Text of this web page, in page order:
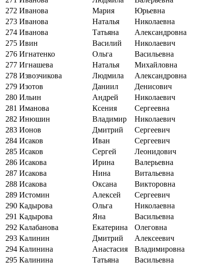
272 Иванова Мария
Юрьевна
273 Иванова Наталья
Николаевна
274 Иванова Татьяна
Александровна
275 Ивин Василий
Николаевич
276 Игнатенко Ольга
Васильевна
277 Игнашева Наталья
Михайловна
278 Извозчикова Людмила
Александровна
279 Изотов Даниил
Денисович
280 Ильин Андрей
Николаевич
281 Иманова Ксения
Сергеевна
282 Инюшин Владимир
Николаевич
283 Ионов Дмитрий
Сергеевич
284 Исаков Иван
Сергеевич
285 Исаков Сергей
Леонидович
286 Исакова Ирина
Валерьевна
287 Исакова Нина
Витальевна
288 Исакова Оксана
Викторовна
289 Истомин Алексей
Сергеевич
290 Кадырова Ольга
Николаевна
291 Кадырова Яна
Васильевна
292 Калабанова Екатерина
Олеговна
293 Калинин Дмитрий
Алексеевич
294 Калинина Анастасия
Владимировна
295 Калинина Татьяна Васильевна